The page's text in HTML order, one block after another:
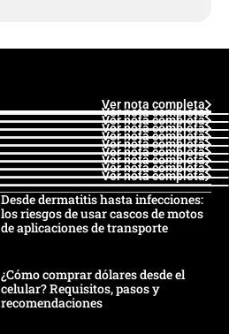
Ver nota completa
Ver nota completa
Ver nota completa
Ver nota completa
Ver nota completa
Ver nota completa
Ver nota completa
Ver nota completa
Ver nota completa
Ver nota completa
Desde dermatitis hasta infecciones:
los riesgos de usar cascos de motos
de aplicaciones de transporte
¿Cómo comprar dólares desde el
celular? Requisitos, pasos y
recomendaciones